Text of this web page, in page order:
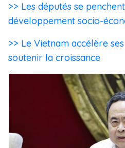
>> Les députés se
développement socio-
>> Le Vietnam accélère
soutenir la croissance